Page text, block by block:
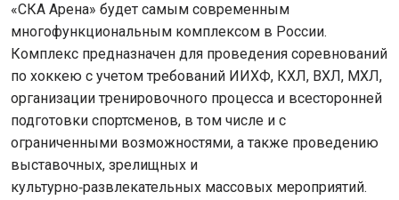
«СКА Арена» будет самым современным
многофункциональным комплексом в России.
Комплекс предназначен для проведения соревнований
по хоккею с учетом требований ИИХФ, КХЛ, ВХЛ, МХЛ,
организации тренировочного процесса и всесторонней
подготовки спортсменов, в том числе и с
ограниченными возможностями, а также проведению
выставочных, зрелищных и
культурно‑развлекательных массовых мероприятий.